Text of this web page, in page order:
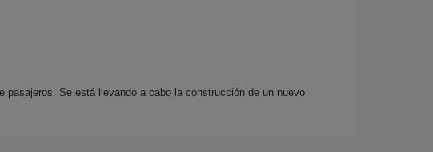
pasajeros. Se está llevando a cabo la construcción de un nuevo